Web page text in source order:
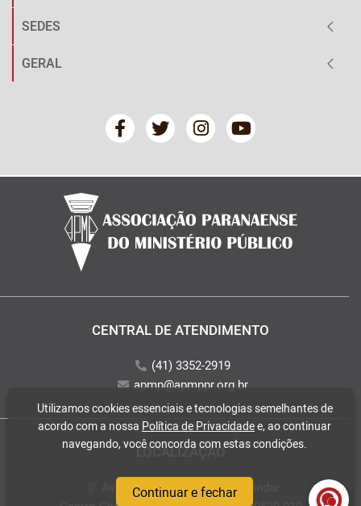
SEDES
GERAL
CENTRAL DE ATENDIMENTO
(41) 3352-2919
apmp@apmppr.org.br
LOCALIZAÇÃO
Av. Mateus Leme, 2018 - 2° andar
Utilizamos cookies essenciais e tecnologias semelhantes de
acordo com a nossa Política de Privacidadee, ao continuar
navegando, você concorda com estas condições.
Continuar e fechar